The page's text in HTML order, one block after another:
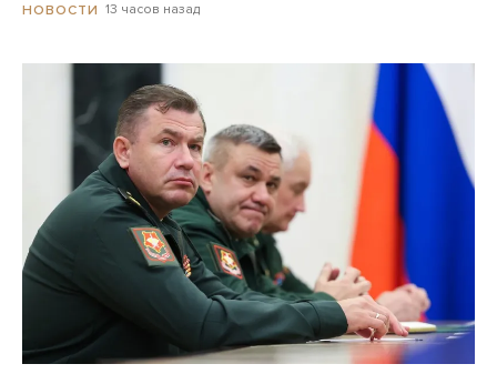
НОВОСТИ 13 часов назад